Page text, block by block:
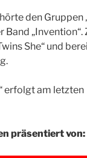
den Gruppen
„Invention“.
She“ und
erfolgt am letzten
präsentiert von: